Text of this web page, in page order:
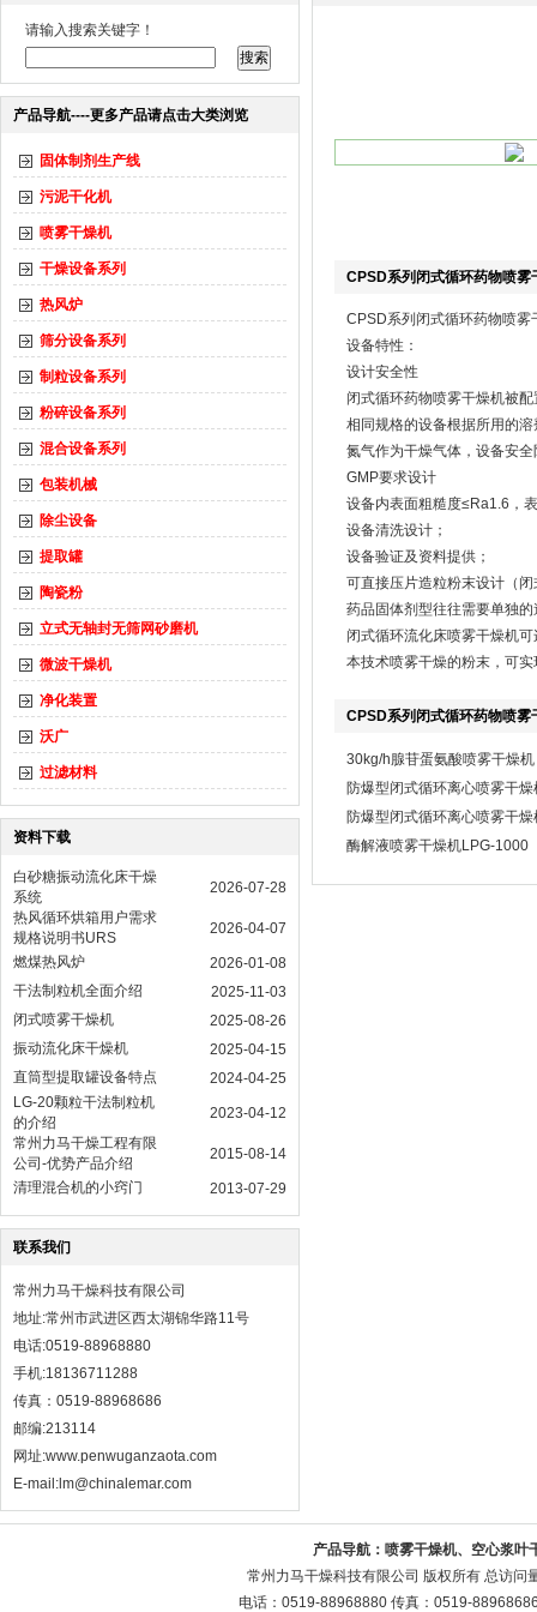
请输入搜索关键字！
产品导航----更多产品请点击大类浏览
固体制剂生产线
污泥干化机
喷雾干燥机
干燥设备系列
热风炉
筛分设备系列
制粒设备系列
粉碎设备系列
混合设备系列
包装机械
除尘设备
提取罐
陶瓷粉
立式无轴封无筛网砂磨机
微波干燥机
净化装置
沃广
过滤材料
资料下载
白砂糖振动流化床干燥
系统
2026-07-28
热风循环烘箱用户需求
规格说明书URS
2026-04-07
燃煤热风炉
2026-01-08
干法制粒机全面介绍
2025-11-03
闭式喷雾干燥机
2025-08-26
振动流化床干燥机
2025-04-15
直筒型提取罐设备特点
2024-04-25
LG-20颗粒干法制粒机
的介绍
2023-04-12
常州力马干燥工程有限
公司-优势产品介绍
2015-08-14
清理混合机的小窍门
2013-07-29
联系我们
常州力马干燥科技有限公司
地址:常州市武进区西太湖锦华路11号
电话:0519-88968880
手机:18136711288
传真：0519-88968686
邮编:213114
网址:www.penwuganzaota.com
E-mail:lm@chinalemar.com
CPSD系列闭式循环药物喷雾
CPSD系列闭式循环药物喷雾
设备特性：
设计安全性
闭式循环药物喷雾干燥机被
相同规格的设备根据所用的
氮气作为干燥气体，设备安
GMP要求设计
设备内表面粗糙度≤Ra1.6，
设备清洗设计；
设备验证及资料提供；
可直接压片造粒粉末设计（
药品固体剂型往往需要单独
闭式循环流化床喷雾干燥机
本技术喷雾干燥的粉末，可
CPSD系列闭式循环药物喷雾
30kg/h腺苷蛋氨酸喷雾干燥机
防爆型闭式循环离心喷雾干
防爆型闭式循环离心喷雾干燥
酶解液喷雾干燥机LPG-1000
产品导航： 喷雾干燥机、空心浆叶
常州力马干燥科技有限公司 版权所有 总访问
电话：0519-88968880 传真：0519-